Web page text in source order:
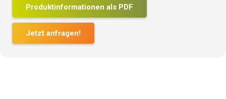
Produktinformationen als PDF
Jetzt anfragen!